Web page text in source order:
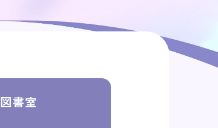
書室